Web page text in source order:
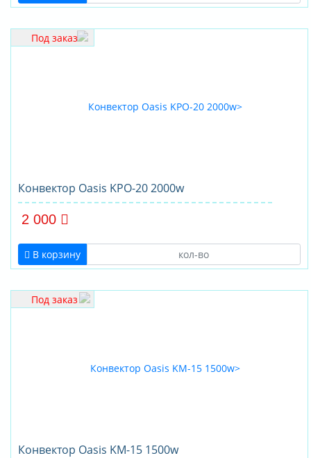
Под заказ
Конвектор Oasis KPO-20 2000w
2 000
В корзину
Под заказ
Конвектор Oasis KM-15 1500w